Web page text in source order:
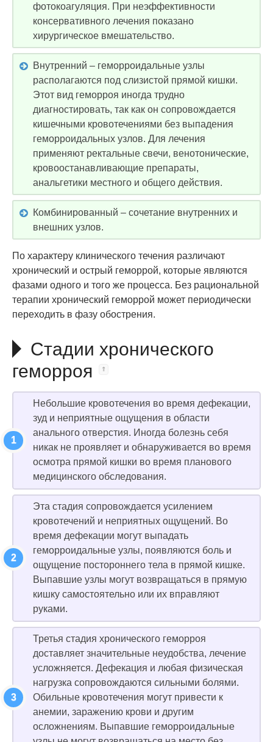
фотокоагуляция. При неэффективности
консервативного лечения показано
хирургическое вмешательство.
Внутренний – геморроидальные узлы
располагаются под слизистой прямой кишки.
Этот вид геморроя иногда трудно
диагностировать, так как он сопровождается
кишечными кровотечениями без выпадения
геморроидальных узлов. Для лечения
применяют ректальные свечи, венотонические,
кровоостанавливающие препараты,
анальгетики местного и общего действия.
Комбинированный – сочетание внутренних и
внешних узлов.
По характеру клинического течения различают
хронический и острый геморрой, которые являются
фазами одного и того же процесса. Без рациональной
терапии хронический геморрой может периодически
переходить в фазу обострения.
Стадии хронического
геморроя
Небольшие кровотечения во время дефекации,
зуд и неприятные ощущения в области
анального отверстия. Иногда болезнь себя
никак не проявляет и обнаруживается во время
осмотра прямой кишки во время планового
медицинского обследования.
Эта стадия сопровождается усилением
кровотечений и неприятных ощущений. Во
время дефекации могут выпадать
геморроидальные узлы, появляются боль и
ощущение постороннего тела в прямой кишке.
Выпавшие узлы могут возвращаться в прямую
кишку самостоятельно или их вправляют
руками.
Третья стадия хронического геморроя
доставляет значительные неудобства, лечение
усложняется. Дефекация и любая физическая
нагрузка сопровождаются сильными болями.
Обильные кровотечения могут привести к
анемии, заражению крови и другим
осложнениям. Выпавшие геморроидальные